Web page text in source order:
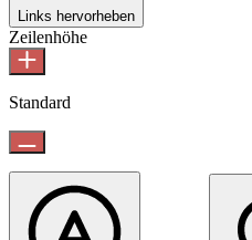
Links hervorheben
Zeilenhöhe
Standard